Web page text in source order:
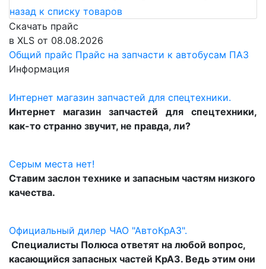
назад к списку товаров
Скачать прайс
в XLS от 08.08.2026
Общий прайс Прайс на запчасти к автобусам ПАЗ
Информация
Интернет магазин запчастей для спецтехники.
Интернет магазин запчастей для спецтехники,
как-то странно звучит, не правда, ли?
Серым места нет!
Ставим заслон технике и запасным частям низкого
качества.
Официальный дилер ЧАО "АвтоКрАЗ".
Специалисты Полюса ответят на любой вопрос,
касающийся запасных частей КрАЗ. Ведь этим они